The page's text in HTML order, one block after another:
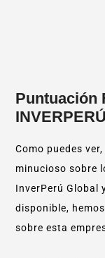
Puntuación
Como puedes
minucioso sobre
InverPerú Global
disponible,
sobre esta